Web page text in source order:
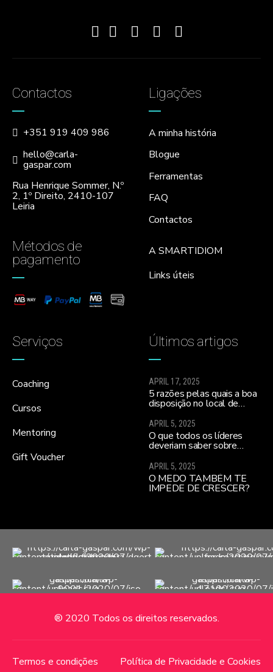
Contactos
+351 919 409 986
hello@carla-
gaspar.com
Rua Henrique Sommer, N.º
2, 1º Direito, 2410-107
Leiria
Métodos de
pagamento
Ligações
A minha história
Blogue
Ferramentas
FAQ
Contactos
A SMARTIDIOM
Links úteis
Serviços
Coaching
Cursos
Mentoring
Gift Voucher
Últimos artigos
APRIL 17, 2025
5 razões pelas quais a boa
disposição no local de
trabalho ajuda a melhorar a
moral da equipa e a
realizares todos os teus
sonhos…
APRIL 5, 2025
O que todos os líderes
deveriam saber sobre
alto desempenho
(sobretudo se lideram uma
nova equipa)
APRIL 5, 2025
O MEDO TAMBÉM TE
IMPEDE DE CRESCER?
® 2020 Todos os direitos reservados.
Termos e condições Política de Privacidade e Cookies